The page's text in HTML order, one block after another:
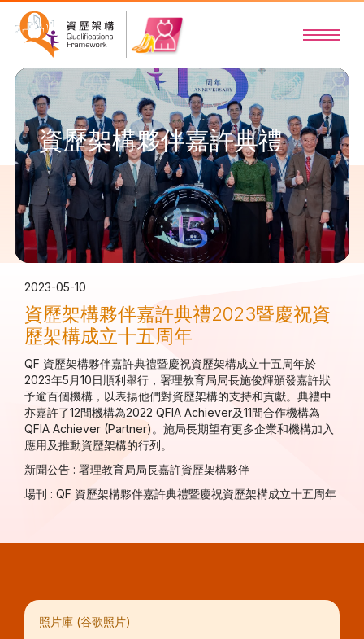
資歷架構夥伴嘉許典禮
2023-05-10
資歷架構夥伴嘉許典禮2023暨慶祝資
歷架構成立十五周年
QF 資歷架構夥伴嘉許典禮暨慶祝資歷架構成立十五周年於
2023年5月10日順利舉行，署理教育局局長施俊輝頒發嘉許狀
予逾百個機構，以表揚他們對資歷架構的支持和貢獻。典禮中
亦嘉許了12間機構為2022 QFIA Achiever及11間合作機構為
QFIA Achiever (Partner)。施局長期望有更多企業和機構加入
應用及推動資歷架構的行列。
新聞公告 : 署理教育局局長嘉許資歷架構夥伴
場刊 : QF 資歷架構夥伴嘉許典禮暨慶祝資歷架構成立十五周年
照片庫 (谷歌照片)